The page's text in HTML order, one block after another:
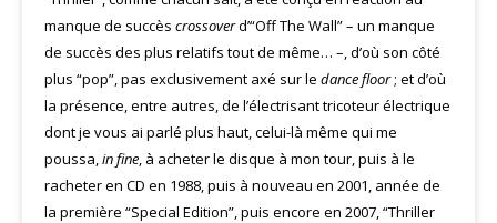
manque de succès crossoverd’“Off The Wall” – un manque
de succès des plus relatifs tout de même… –, d’où son côté
plus “pop”, pas exclusivement axé sur le dance floor; et d’où
la présence, entre autres, de l’électrisant tricoteur électrique
dont je vous ai parlé plus haut, celui-là même qui me
poussa,in fine, à acheter le disque à mon tour, puis à le
racheter en CD en 1988, puis à nouveau en 2001, année de
la première “Special Edition”, puis encore en 2007, “Thriller